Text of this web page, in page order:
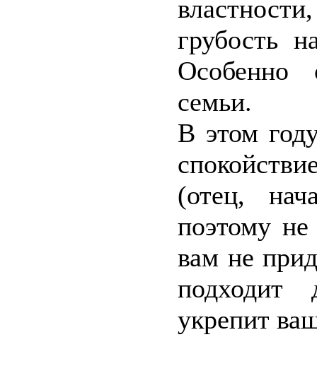
грубость
Особенно
семьи.
В этом
(отец,
поэтому не
вам не
подходит
укрепит